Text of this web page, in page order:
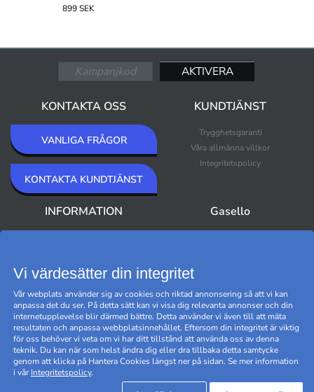
899 SEK
KONTAKTA OSS
VANLIGA FRÅGOR
KONTAKTA KUNDTJÄNST
KUNDTJÄNST
Trygghetsgaranti
Våra allmänna villkor
Integritetspolicy
INFORMATION Gasello
Black Friday
Hantera cookies
Vi värdesätter din integritet
Vår webplats använder sig av cookies och riktad annonsering så att vi kan
anpassa det du ser. På detta sätt kan vi visa dig relevanta annonser och din
internetupplevelse blir därmed bättre. Detta använder vi även till att mäta
resultaten och anpassa webbplatsinnehållet. Eftersom din integritet är viktig
för oss behöver vi veta om vi har ditt tillstånd att använda oss av denna
teknik. Du kan när som helst ändra dig eller dra tillbaka detta samtycke
genom att klicka på Hantera Cookies längst ner på sidan. Se mer information
i vårIntegritetspolicy.